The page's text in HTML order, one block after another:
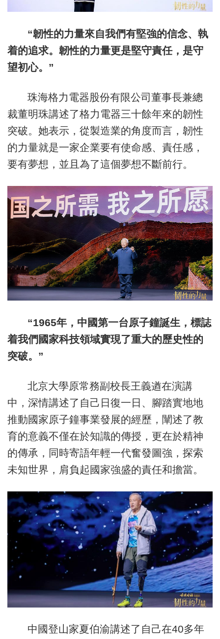
“韌性的力量來自我們有堅強的信念、執
着的追求。韌性的力量更是堅守責任，是守
望初心。”
珠海格力電器股份有限公司董事長兼總
裁董明珠講述了格力電器三十餘年來的韌性
突破。她表示，從製造業的角度而言，韌性
的力量就是一家企業要有使命感、責任感，
要有夢想，並且為了這個夢想不斷前行。
“1965年，中國第一台原子鐘誕生，標誌
着我們國家科技領域實現了重大的歷史性的
突破。”
北京大學原常務副校長王義遒在演講
中，深情講述了自己日復一日、腳踏實地地
推動國家原子鐘事業發展的經歷，闡述了教
育的意義不僅在於知識的傳授，更在於精神
的傳承，同時寄語年輕一代奮發圖強，探索
未知世界，肩負起國家強盛的責任和擔當。
中國登山家夏伯渝講述了自己在40多年